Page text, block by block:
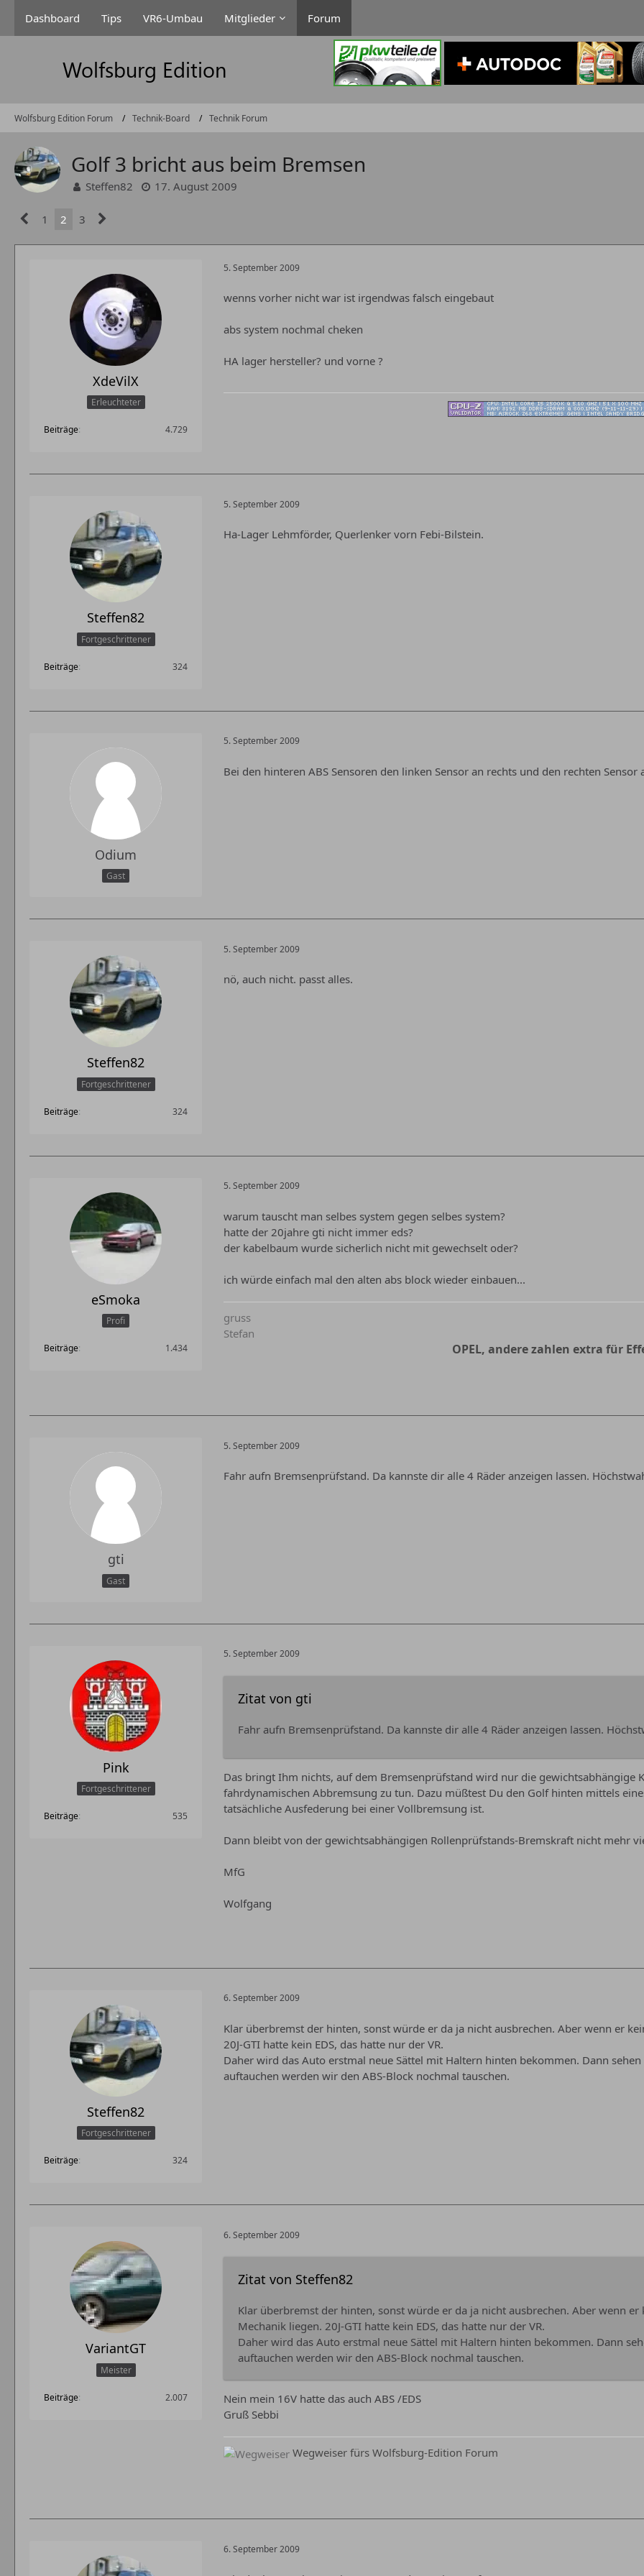
Dashboard Tips VR6-Umbau Mitglieder Forum
Wolfsburg Edition Forum Technik-Board Technik Forum
Golf 3 bricht aus beim Bremsen
Steffen82 17. August 2009
1 2 3
XdeVilX
Erleuchteter
Beiträge 4.729
5. September 2009
wenns vorher nicht war ist irgendwas falsch eingebaut
abs system nochmal cheken
HA lager hersteller? und vorne ?
Steffen82
Fortgeschrittener
Beiträge 324
5. September 2009
Ha-Lager Lehmförder, Querlenker vorn Febi-Bilstein.
Odium
Gast
5. September 2009
Bei den hinteren ABS Sensoren den linken Sensor an rechts und den rechten Sensor
Steffen82
Fortgeschrittener
Beiträge 324
5. September 2009
nö, auch nicht. passt alles.
eSmoka
Profi
Beiträge 1.434
5. September 2009
warum tauscht man selbes system gegen selbes system?
hatte der 20jahre gti nicht immer eds?
der kabelbaum wurde sicherlich nicht mit gewechselt oder?
ich würde einfach mal den alten abs block wieder einbauen...
gruss
Stefan
OPEL, andere zahlen extra für
gti
Gast
5. September 2009
Fahr aufn Bremsenprüfstand. Da kannste dir alle 4 Räder anzeigen lassen.
Pink
Fortgeschrittener
Beiträge 535
5. September 2009
Zitat von gti
Fahr aufn Bremsenprüfstand. Da kannste dir alle 4 Räder anzeigen lassen.
Das bringt Ihm nichts, auf dem Bremsenprüfstand wird nur die gewichtsabhängige
fahrdynamischen Abbremsung zu tun. Dazu müßtest Du den Golf hinten mittels
tatsächliche Ausfederung bei einer Vollbremsung ist.
Dann bleibt von der gewichtsabhängigen Rollenprüfstands-Bremskraft nicht mehr
MfG
Wolfgang
Steffen82
Fortgeschrittener
Beiträge 324
6. September 2009
Klar überbremst der hinten, sonst würde er da ja nicht ausbrechen. Aber wenn er
20J-GTI hatte kein EDS, das hatte nur der VR.
Daher wird das Auto erstmal neue Sättel mit Haltern hinten bekommen. Dann
auftauchen werden wir den ABS-Block nochmal tauschen.
VariantGT
Meister
Beiträge 2.007
6. September 2009
Zitat von Steffen82
Klar überbremst der hinten, sonst würde er da ja nicht ausbrechen. Aber wenn er
Mechanik liegen. 20J-GTI hatte kein EDS, das hatte nur der VR.
Daher wird das Auto erstmal neue Sättel mit Haltern hinten bekommen. Dann
auftauchen werden wir den ABS-Block nochmal tauschen.
Nein mein 16V hatte das auch ABS /EDS
Gruß Sebbi
Wegweiser fürs Wolfsburg-Edition Forum
6. September 2009